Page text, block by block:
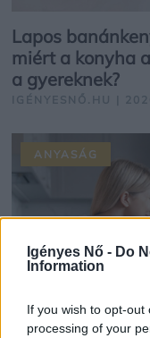
Igényes Nő - Do
Information
If you wish to opt-
processing of your
Lapos
miért a konyha
a gyereknek?
IGÉNYESNŐ.HU |
ANYASÁG